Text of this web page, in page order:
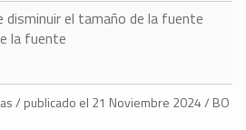
disminuir el tamaño de la fuente
la fuente
/ publicado el 21 Noviembre 2024 / BO